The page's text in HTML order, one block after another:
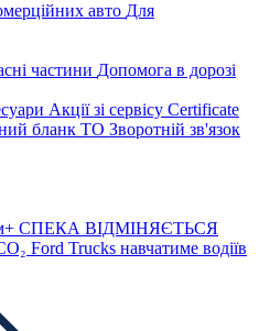
авто Для
частини Допомога в дорозі
Акції зі сервісу Certificate
бланк ТО Зворотній зв'язок
СПЕКА ВІДМІНЯЄТЬСЯ
Ford Trucks навчатиме водіїв